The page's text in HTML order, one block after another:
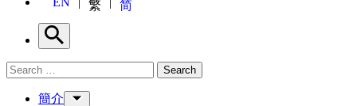
繁 简
Search
Search for: Search
簡介